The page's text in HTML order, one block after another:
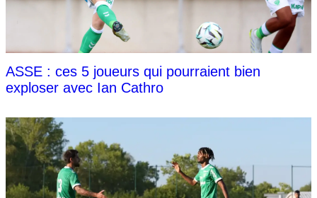
ASSE : ces 5 joueurs qui pourraient bien
exploser avec Ian Cathro